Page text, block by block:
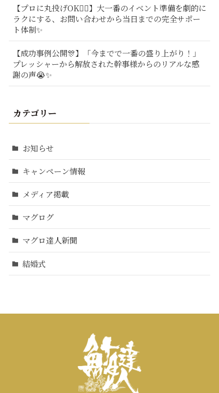
【プロに丸投げOK🙆‍♂️】大一番のイベント準備を劇的に
ラクにする、お問い合わせから当日までの完全サポー
ト体制✨
【成功事例公開🎊】「今までで一番の盛り上がり！」
プレッシャーから解放された幹事様からのリアルな感
謝の声😭✨
カテゴリー
お知らせ
キャンペーン情報
メディア掲載
マグログ
マグロ達人新聞
結婚式